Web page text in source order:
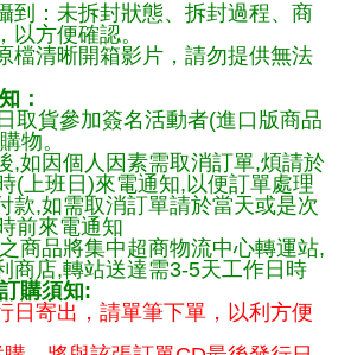
到：未拆封狀態、拆封過程、商
以方便確認。
檔清晰開箱影片，請勿提供無法
：
取貨參加簽名活動者(進口版商品
物。
,如因個人因素需取消訂單,煩請於
(上班日)來電通知,以便訂單處理
款,如需取消訂單請於當天或是次
前來電通知
商品將集中超商物流中心轉運站,
商店,轉站送達需3-5天工作日時
訂購須知:
日寄出，請單筆下單，以利方便